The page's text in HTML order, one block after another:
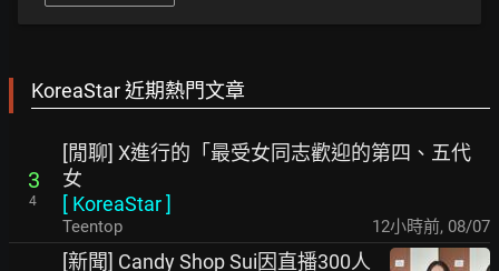
KoreaStar 近期熱門文章
3
4
[閒聊] X進行的「最受女同志歡迎的第四、五代
女
[ KoreaStar]
Teentop 12小時前, 08/07
[新聞] Candy Shop Sui因直播300人